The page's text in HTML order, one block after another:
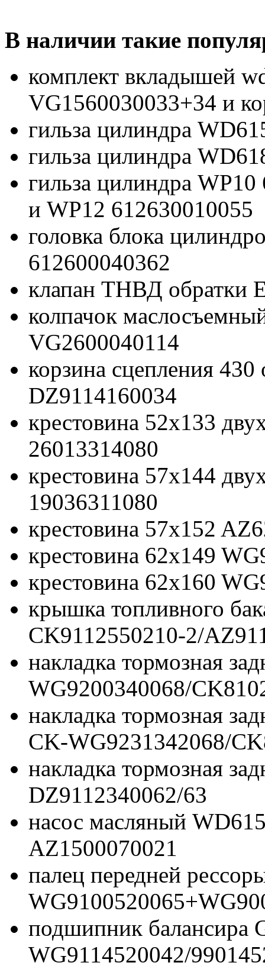
В наличии такие
комплект вкладышей
VG1560030033+34 и
гильза цилиндра
гильза цилиндра
гильза цилиндра
и WP12 612630010055
головка блока
612600040362
клапан ТНВД обратки
колпачок
VG2600040114
корзина сцепления 430
DZ9114160034
крестовина 52x133
26013314080
крестовина 57x144
19036311080
крестовина 57x152
крестовина 62x149
крестовина 62x160
крышка топливного
CK9112550210-2/
накладка тормозная
WG9200340068/
накладка тормозная
CK-WG9231342068/
накладка тормозная
DZ9112340062/63
насос масляный
AZ1500070021
палец передней
подшипник балансира
WG9114520042/